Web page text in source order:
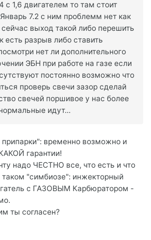
с 1,6 двигателем то там стоит
7.2 с ним проблемм нет как
выход такой либо перешить
есть разрыв либо ставить
нет ли дополнительного
ЭБН при работе на газе если
постоянно возможно что
проверь свечи зазор сделай
свечей поршивое у нас более
идут...
временно возможно и
гарантии!
надо ЧЕСТНО все, что есть и что
"симбиозе": инжекторный
с ГАЗОВЫМ Карбюратором -
ты согласен?